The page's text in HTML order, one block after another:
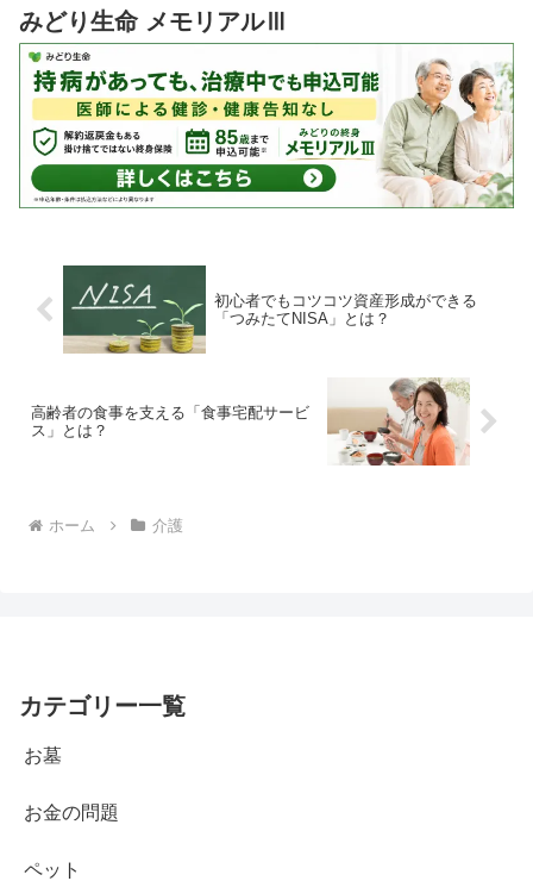
みどり生命 メモリアルⅢ
初心者でもコツコツ資産形成ができる
「つみたてNISA」とは？
高齢者の食事を支える「食事宅配サービ
ス」とは？
ホーム 介護
カテゴリー一覧
お墓
お金の問題
ペット